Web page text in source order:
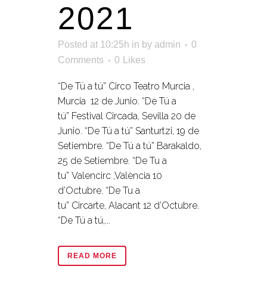
2021
Posted at 10:25h in by admin
0
Comments
0 Likes
“De Tú a tú” Circo Teatro Murcia ,
Murcia 12 de Junio. “De Tú a
tú” Festival Circada, Sevilla 20 de
Junio. “De Tú a tú” Santurtzi, 19 de
Setiembre. “De Tú a tú” Barakaldo,
25 de Setiembre. “De Tu a
tu” Valencirc ,València 10
d’Octubre. “De Tu a
tu” Circarte, Alacant 12 d’Octubre.
“De Tú a tú,...
READ MORE